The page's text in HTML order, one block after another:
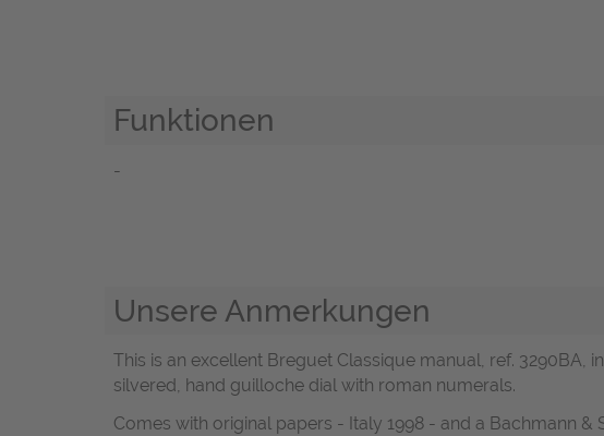
Funktionen
-
Unsere Anmerkungen
This is an excellent Breguet Classique manual, ref.
silvered, hand guilloche dial with roman numerals.
Comes with original papers - Italy 1998 - and a Bachmann &